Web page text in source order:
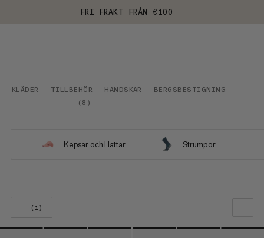
FRI FRAKT FRÅN €100
KLÄDER TILLBEHÖR HANDSKAR
BERGSBESTIGNING
( 8 )
Kepsar och Hattar Strumpor
(1)
VÅR REKOMMENDATION